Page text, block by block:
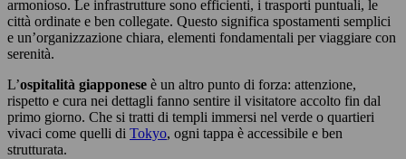
armonioso. Le infrastrutture sono efficienti, i trasporti puntuali, le
città ordinate e ben collegate. Questo significa spostamenti semplici
e un’organizzazione chiara, elementi fondamentali per viaggiare con
serenità.
L’ospitalità giapponese è un altro punto di forza: attenzione,
rispetto e cura nei dettagli fanno sentire il visitatore accolto fin dal
primo giorno. Che si tratti di templi immersi nel verde o quartieri
vivaci come quelli di Tokyo, ogni tappa è accessibile e ben
strutturata.